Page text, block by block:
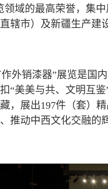
领域的最高荣誉，集
辖市）及新疆生产建
外销漆器”展览是国
“美美与共、文明互
，展出197件（套）
推动中西文化交融的